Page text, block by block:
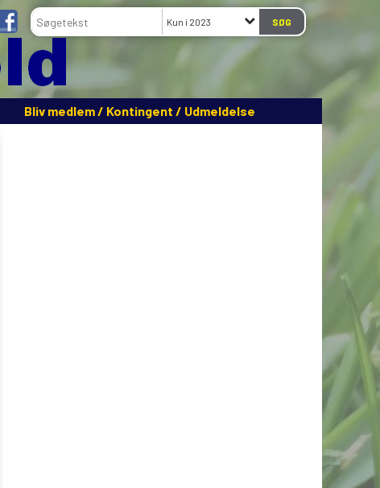
Kun i 2023
Bliv medlem / Kontingent / Udmeldelse